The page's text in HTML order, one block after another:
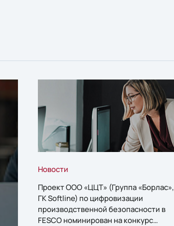
Новости
Проект ООО «ЦЦТ» (Группа «Борлас»,
ГК Softline) по цифровизации
производственной безопасности в
FESCO номинирован на конкурс